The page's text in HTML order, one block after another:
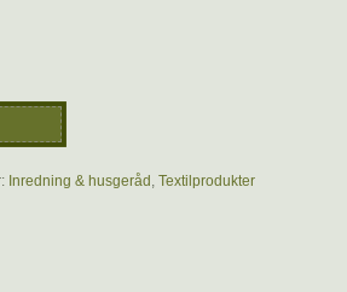
varukorg
Inredning & husgeråd Textilprodukter